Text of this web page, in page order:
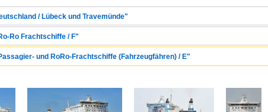
/ Lübeck und Travemünde"
Ro Frachtschiffe / F"
und RoRo-Frachtschiffe (Fahrzeugfähren) / E"